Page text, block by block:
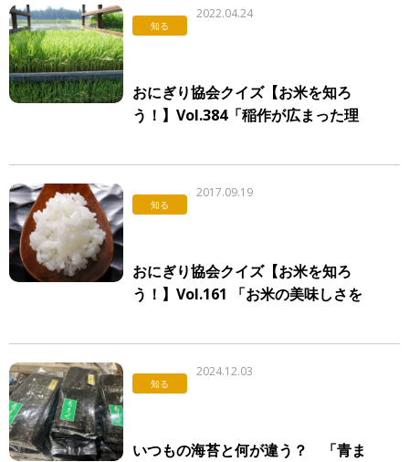
知る
2022.04.24
おにぎり協会クイズ【お米を知ろ
う！】Vol.384「稲作が広まった理
知る
2017.09.19
おにぎり協会クイズ【お米を知ろ
う！】Vol.161 「お米の美味しさを
知る
2024.12.03
いつもの海苔と何が違う？ 「青ま